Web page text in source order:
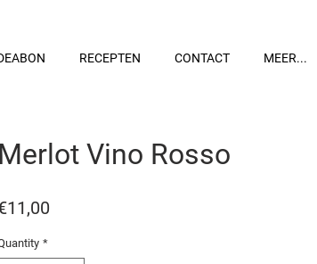
RECEPTEN CONTACT MEER...
Merlot Vino Rosso
*